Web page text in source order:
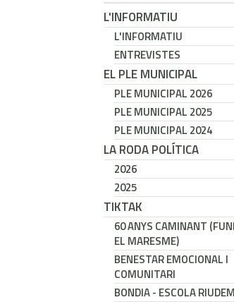
L'INFORMATIU
L'INFORMATIU
ENTREVISTES
EL PLE MUNICIPAL
PLE MUNICIPAL 2026
PLE MUNICIPAL 2025
PLE MUNICIPAL 2024
LA RODA POLÍTICA
2026
2025
TIKTAK
60 ANYS CAMINANT
EL MARESME)
BENESTAR EMOCIONAL I
COMUNITARI
BONDIA - ESCOLA